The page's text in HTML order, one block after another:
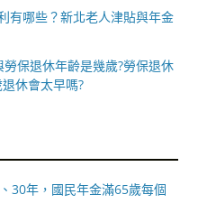
有哪些？新北老人津貼與年金
保退休年齡是幾歲?勞保退休
休會太早嗎?
30年，國民年金滿65歲每個